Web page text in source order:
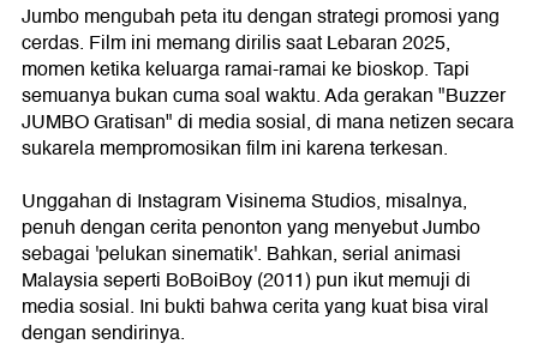
Jumbo mengubah peta itu dengan strategi promosi yang
cerdas. Film ini memang dirilis saat Lebaran 2025,
momen ketika keluarga ramai-ramai ke bioskop. Tapi
semuanya bukan cuma soal waktu. Ada gerakan "Buzzer
JUMBO Gratisan" di media sosial, di mana netizen secara
sukarela mempromosikan film ini karena terkesan.
Unggahan di Instagram Visinema Studios, misalnya,
penuh dengan cerita penonton yang menyebut Jumbo
sebagai 'pelukan sinematik'. Bahkan, serial animasi
Malaysia seperti BoBoiBoy (2011) pun ikut memuji di
media sosial. Ini bukti bahwa cerita yang kuat bisa viral
dengan sendirinya.